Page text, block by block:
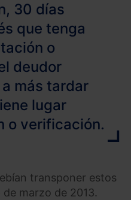
30 días
que tenga
o
deudor
más tardar
lugar
o verificación.
transponer estos
marzo de 2013.